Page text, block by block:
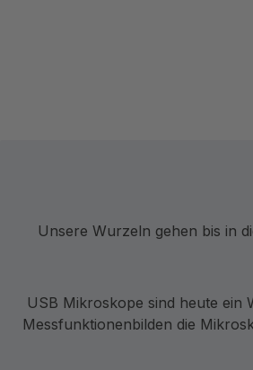
Unsere Wurzeln gehen bis in
USB Mikroskope sind heute ein
Messfunktionenbilden die